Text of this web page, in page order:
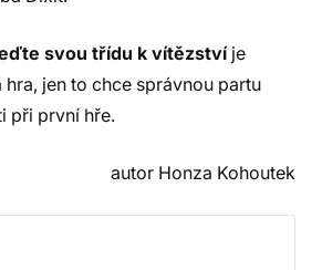
svou třídu k vítězstvíje
jen to chce správnou partu
při první hře.
autor Honza Kohoutek